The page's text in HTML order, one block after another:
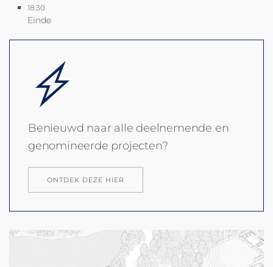
18:30
Einde
Benieuwd naar alle deelnemende en
genomineerde projecten?
ONTDEK DEZE HIER